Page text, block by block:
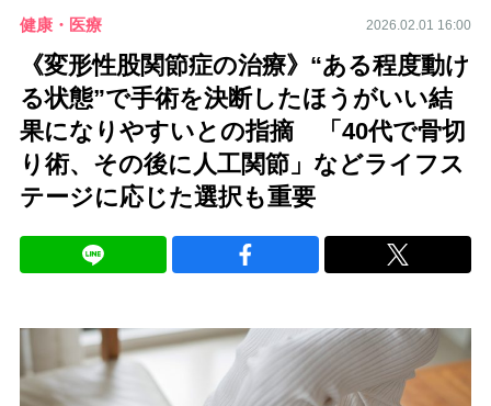
健康・医療 2026.02.01 16:00
《変形性股関節症の治療》“ある程度動け
る状態”で手術を決断したほうがいい結
果になりやすいとの指摘 「40代で骨切
り術、その後に人工関節」などライフス
テージに応じた選択も重要